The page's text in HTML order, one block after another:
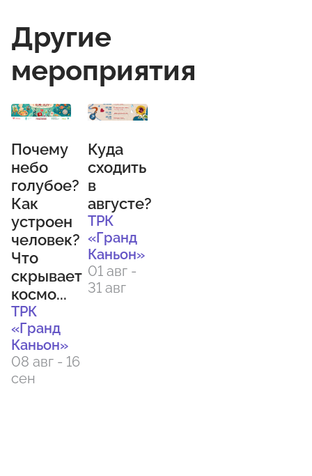
Другие
мероприятия
Почему
небо
голубое?
Как
устроен
человек?
Что
скрывает
космо...
ТРК
«Гранд
Каньон»
08 авг - 16
сен
Куда
сходить
в
августе?
ТРК
«Гранд
Каньон»
01 авг -
31 авг